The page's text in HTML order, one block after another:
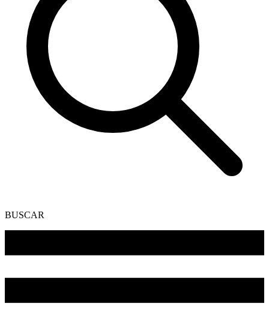
BUSCAR